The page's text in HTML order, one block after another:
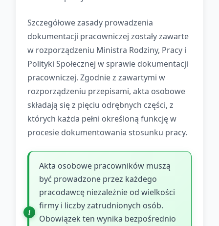
Szczegółowe zasady prowadzenia
dokumentacji pracowniczej zostały zawarte
w rozporządzeniu Ministra Rodziny, Pracy i
Polityki Społecznej w sprawie dokumentacji
pracowniczej. Zgodnie z zawartymi w
rozporządzeniu przepisami, akta osobowe
składają się z pięciu odrębnych części, z
których każda pełni określoną funkcję w
procesie dokumentowania stosunku pracy.
Akta osobowe pracowników muszą
być prowadzone przez każdego
pracodawcę niezależnie od wielkości
firmy i liczby zatrudnionych osób.
Obowiązek ten wynika bezpośrednio